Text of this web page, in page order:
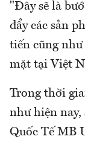
"Đây sẽ là
đẩy các sản
tiến cũng
mặt tại Việt
Trong thời
như hiện
Quốc Tế MB